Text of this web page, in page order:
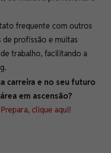
frequente com outros
profissão e muitas
trabalho, facilitando a
carreira e no seu futuro
em ascensão?
clique aqui!